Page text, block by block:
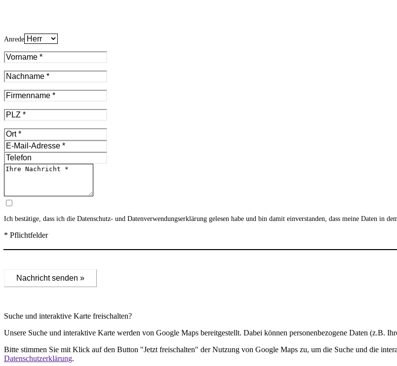
Anrede
Ich bestätige, dass ich die Datenschutz- und Datenverwendungserklärung gelesen habe und bin damit einverstanden, dass meine Daten in
* Pflichtfelder
Nachricht senden »
Suche und interaktive Karte freischalten?
Unsere Suche und interaktive Karte werden von Google Maps bereitgestellt. Dabei können personenbezogene Daten (z.B.
Bitte stimmen Sie mit Klick auf den Button "Jetzt freischalten" der Nutzung von Google Maps zu, um die Suche und die
Datenschutzerklärung.